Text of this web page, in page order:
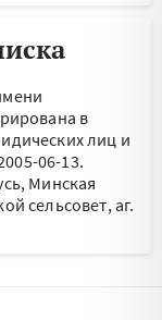
в
лиц и
06-13.
Минская
сельсовет, аг.